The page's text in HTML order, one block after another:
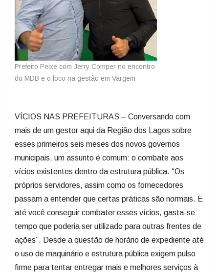
Prefeito Peixe com Jerry Comper no encontro
do MDB e o foco na gestão em Vargem
VÍCIOS NAS PREFEITURAS – Conversando com
mais de um gestor aqui da Região dos Lagos sobre
esses primeiros seis meses dos novos governos
municipais, um assunto é comum: o combate aos
vícios existentes dentro da estrutura pública. “Os
próprios servidores, assim como os fornecedores
passam a entender que certas práticas são normais. E
até você conseguir combater esses vícios, gasta-se
tempo que poderia ser utilizado para outras frentes de
ações”. Desde a questão de horário de expediente até
o uso de maquinário e estrutura pública exigem pulso
firme para tentar entregar mais e melhores serviços à